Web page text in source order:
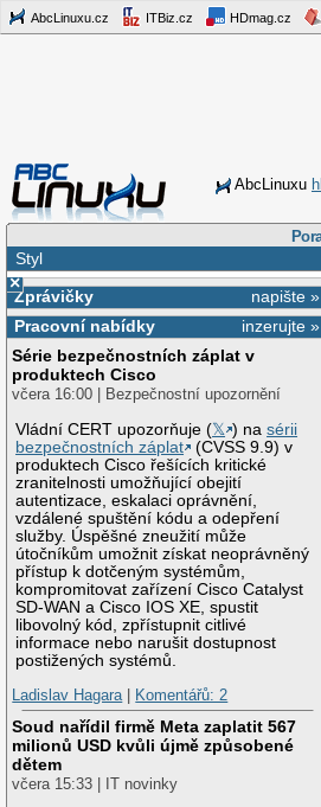
AbcLinuxu.cz ITBiz.cz HDmag.cz
AbcLinuxu
Styl
×
napište »
Zprávičky
inzerujte »
Pracovní nabídky
Série bezpečnostních záplat v
produktech Cisco
včera 16:00 | Bezpečnostní upozornění
Vládní CERT upozorňuje (𝕏 ) nasérii
bezpečnostních záplat
(CVSS 9.9) v
produktech Cisco řešících kritické
zranitelnosti umožňující obejití
autentizace, eskalaci oprávnění,
vzdálené spuštění kódu a odepření
služby. Úspěšné zneužití může
útočníkům umožnit získat neoprávněný
přístup k dotčeným systémům,
kompromitovat zařízení Cisco Catalyst
SD-WAN a Cisco IOS XE, spustit
libovolný kód, zpřístupnit citlivé
informace nebo narušit dostupnost
postižených systémů.
Ladislav Hagara| Komentářů: 2
Soud nařídil firmě Meta zaplatit 567
milionů USD kvůli újmě způsobené
dětem
včera 15:33 | IT novinky